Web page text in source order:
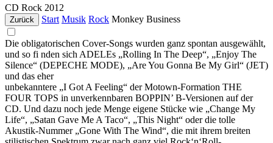
CD Rock 2012
Zurück Start Musik Rock Monkey Business
Die obligatorischen Cover-Songs wurden ganz spontan ausgewählt,
und so fi nden sich ADELEs „Rolling In The Deep“, „Enjoy The
Silence“ (DEPECHE MODE), „Are You Gonna Be My Girl“ (JET)
und das eher
unbekanntere „I Got A Feeling“ der Motown-Formation THE
FOUR TOPS in unverkennbaren BOPPIN’ B-Versionen auf der
CD. Und dazu noch jede Menge eigene Stücke wie „Change My
Life“, „Satan Gave Me A Taco“, „This Night“ oder die tolle
Akustik-Nummer „Gone With The Wind“, die mit ihrem breiten